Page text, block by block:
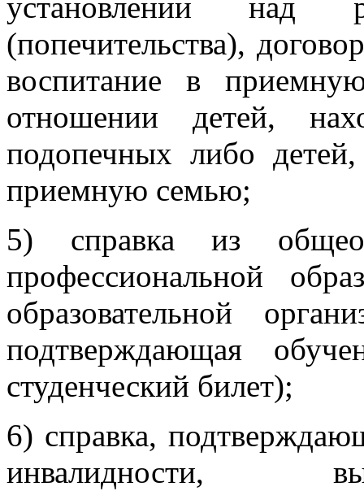
(попечительства),
воспитание в
отношении детей,
подопечных либо
приемную семью;
5) справка из
профессиональной
образовательной
подтверждающая
студенческий билет);
6) справка,
инвалидности,